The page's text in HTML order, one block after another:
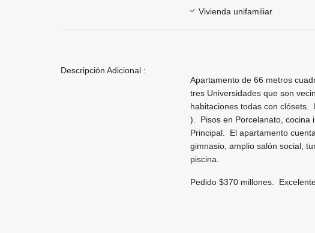
Vivienda unifamiliar
Descripción Adicional :
Apartamento de 66 metros
tres Universidades que son
habitaciones todas con clósets.
). Pisos en Porcelanato, cocina
Principal. El apartamento
gimnasio, amplio salón social,
piscina.
Pedido $370 millones.